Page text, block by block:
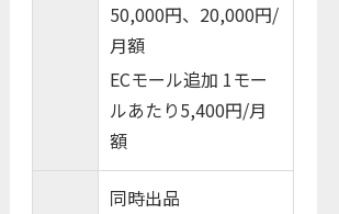
50,000円、20,000円/
月額
ECモール追加 1モー
ルあたり5,400円/月
額
同時出品